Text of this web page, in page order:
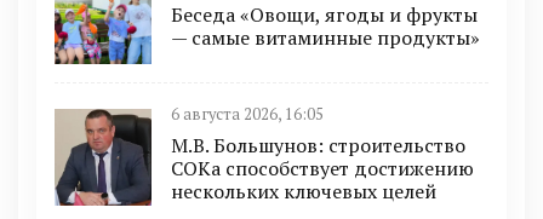
Беседа «Овощи, ягоды и фрукты
— самые витаминные продукты»
6 августа 2026, 16:05
М.В. Большунов: строительство
СОКа способствует достижению
нескольких ключевых целей